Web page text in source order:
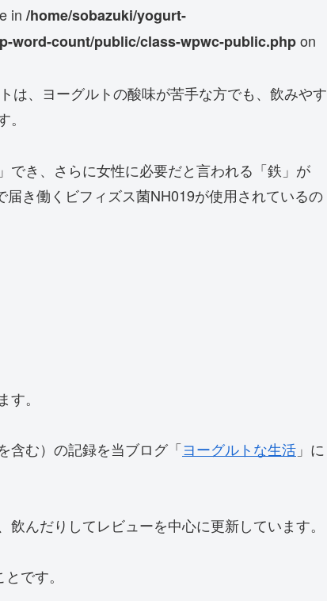
in /home/sobazuki/yogurt-
word-count/public/class-wpwc-public.phpon
、ヨーグルトの酸味が苦手な方でも、飲みやす
でき、さらに女性に必要だと言われる「鉄」が
き働くビフィズス菌NH019が使用されているの
。
含む）の記録を当ブログ「ヨーグルトな生活 」に
んだりしてレビューを中心に更新しています。
です。